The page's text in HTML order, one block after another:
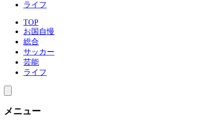
ライフ
TOP
お国自慢
総合
サッカー
芸能
ライフ
メニュー